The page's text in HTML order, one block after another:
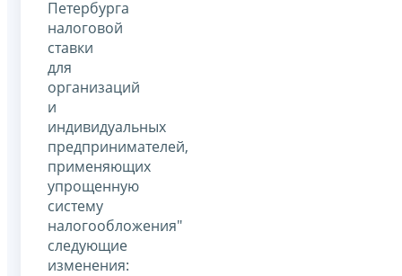
Петербурга
налоговой
ставки
для
организаций
и
индивидуальных
предпринимателей,
применяющих
упрощенную
систему
налогообложения"
следующие
изменения: